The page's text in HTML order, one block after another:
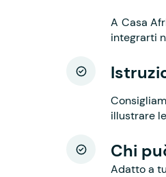
A Casa
integrarti
illustrare
Chi
Adatto a